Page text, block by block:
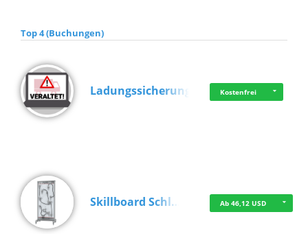
Top 4 (Buchungen)
Ladungssicherung Kostenfrei
Skillboard Schl… Ab 46,12 USD